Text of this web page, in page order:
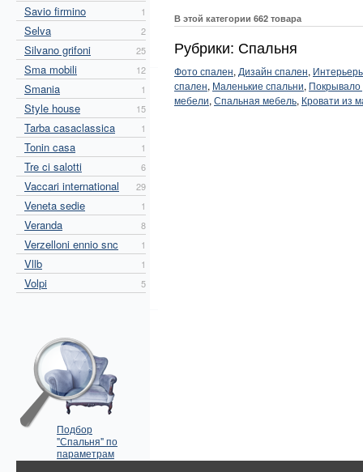
Savio firmino 1
Selva 2
Silvano grifoni 25
Sma mobili 12
Smania 1
Style house 15
Tarba casaclassica 1
Tonin casa 1
Tre ci salotti 6
Vaccari international 29
Veneta sedie 1
Veranda 8
Verzelloni ennio snc 1
Vllb 1
Volpi 5
Подбор
"Спальня" по
параметрам
В этой категории 662 товара
Рубрики: Спальня
Фото спален, Дизайн спален,
спален, Маленькие спальни, Покрывало
мебели, Спальная мебель, Кровати из